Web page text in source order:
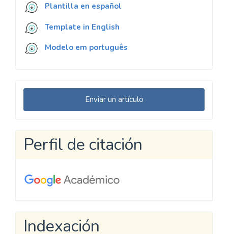
Plantilla en español
Template in English
Modelo em português
Enviar
un
Enviar un artículo
Perfil de citación
Indexación